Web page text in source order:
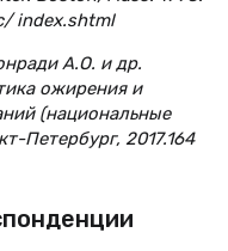
index.shtml
А.О. и др.
ожирения и
(национальные
Петербург, 2017.164